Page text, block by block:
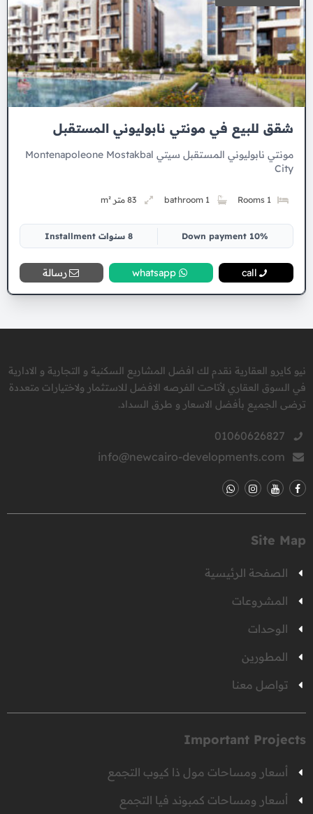
شقق للبيع في مونتي نابوليوني المستقبل
مونتي نابوليوني المستقبل سيتي Montenapoleone Mostakbal
City
1 Rooms
1 bathroom 83 متر m²
10% Down payment 8 سنوات Installment
call
whatsapp رسالة
نيو كايرو العقارية نقدم لك افضل المشاريع السكنية و التجارية و الادارية
في السوق العقاري لأتاحت الفرصه الافضل للاستثمار ولاختيارات متعددة
ترضى الجميع بأفضل الاسعار و طرق السداد.
01060626827
info@newcairo-developments.com
Site Map
الصفحة الرئيسية
المشروعات
الوحدات
المطورين
تواصل معنا
Important Projects
أسعار ومساحات مول ذا كيوب التجمع
أسعار ومساحات كمبوند فيا التجمع